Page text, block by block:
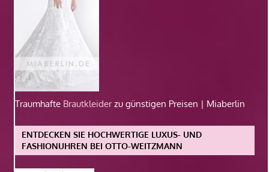
Traumhafte Brautkleiderzu günstigen Preisen | Miaberlin
ENTDECKEN SIE HOCHWERTIGE LUXUS- UND
FASHIONUHREN BEI OTTO-WEITZMANN